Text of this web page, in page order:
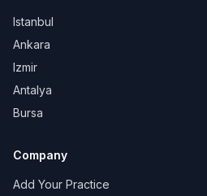
Istanbul
Ankara
Izmir
Antalya
Bursa
Company
Add Your Practice